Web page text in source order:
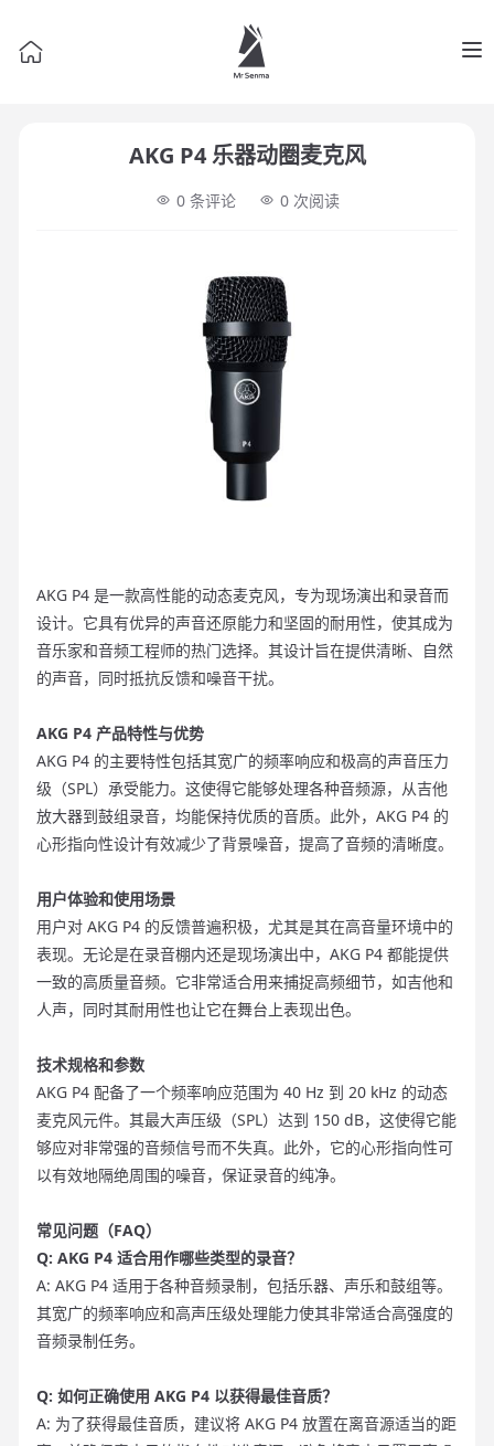
AKG P4 乐器动圈麦克风
0 条评论 0 次阅读
AKG P4 是一款高性能的动态麦克风，专为现场演出和录音而
设计。它具有优异的声音还原能力和坚固的耐用性，使其成为
音乐家和音频工程师的热门选择。其设计旨在提供清晰、自然
的声音，同时抵抗反馈和噪音干扰。
AKG P4 产品特性与优势
AKG P4 的主要特性包括其宽广的频率响应和极高的声音压力
级（SPL）承受能力。这使得它能够处理各种音频源，从吉他
放大器到鼓组录音，均能保持优质的音质。此外，AKG P4 的
心形指向性设计有效减少了背景噪音，提高了音频的清晰度。
用户体验和使用场景
用户对 AKG P4 的反馈普遍积极，尤其是其在高音量环境中的
表现。无论是在录音棚内还是现场演出中，AKG P4 都能提供
一致的高质量音频。它非常适合用来捕捉高频细节，如吉他和
人声，同时其耐用性也让它在舞台上表现出色。
技术规格和参数
AKG P4 配备了一个频率响应范围为 40 Hz 到 20 kHz 的动态
麦克风元件。其最大声压级（SPL）达到 150 dB，这使得它能
够应对非常强的音频信号而不失真。此外，它的心形指向性可
以有效地隔绝周围的噪音，保证录音的纯净。
常见问题（FAQ）
Q: AKG P4 适合用作哪些类型的录音？
A: AKG P4 适用于各种音频录制，包括乐器、声乐和鼓组等。
其宽广的频率响应和高声压级处理能力使其非常适合高强度的
音频录制任务。
Q: 如何正确使用 AKG P4 以获得最佳音质？
A: 为了获得最佳音质，建议将 AKG P4 放置在离音源适当的距